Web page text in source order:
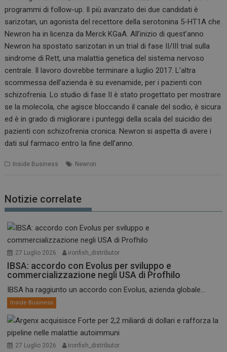
programmi di follow-up. Il più avanzato dei due candidati è
sarizotan, un agonista del recettore della serotonina 5-HT1A che
Newron ha in licenza da Merck KGaA. All’inizio di quest’anno
Newron ha spostato sarizotan in un trial di fase II/III trial sulla
sindrome di Rett, una malattia genetica del sistema nervoso
centrale. Il lavoro dovrebbe terminare a luglio 2017. L’altra
scommessa dell’azienda è su evenamide, per i pazienti con
schizofrenia. Lo studio di fase II è stato progettato per mostrare
se la molecola, che agisce bloccando il canale del sodio, è sicura
ed è in grado di migliorare i punteggi della scala del suicidio dei
pazienti con schizofrenia cronica. Newron si aspetta di avere i
dati sul farmaco entro la fine dell’anno.
Inside Business Newron
Notizie correlate
27 Luglio 2026 ironfish_distributor
IBSA: accordo con Evolus per sviluppo e
commercializzazione negli USA di Profhilo
IBSA ha raggiunto un accordo con Evolus, azienda globale...
Inside Business
27 Luglio 2026 ironfish_distributor